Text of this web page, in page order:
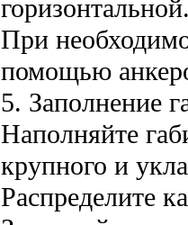
При
помощью
5. Заполнение
Наполняйте
крупного и
Распределите